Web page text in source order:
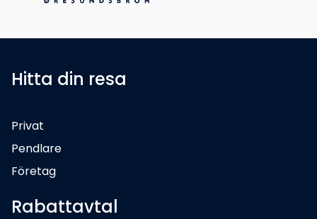
Hitta din resa
Privat
Pendlare
Företag
Rabattavtal